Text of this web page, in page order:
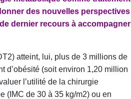
des nouvelles perspectives
dernier recours à accompagner
atteint, lui, plus de 3 millions de
d’obésité (soit environ 1,20 million
l’utilité de la chirurgie
(IMC de 30 à 35 kg/m2) ou en